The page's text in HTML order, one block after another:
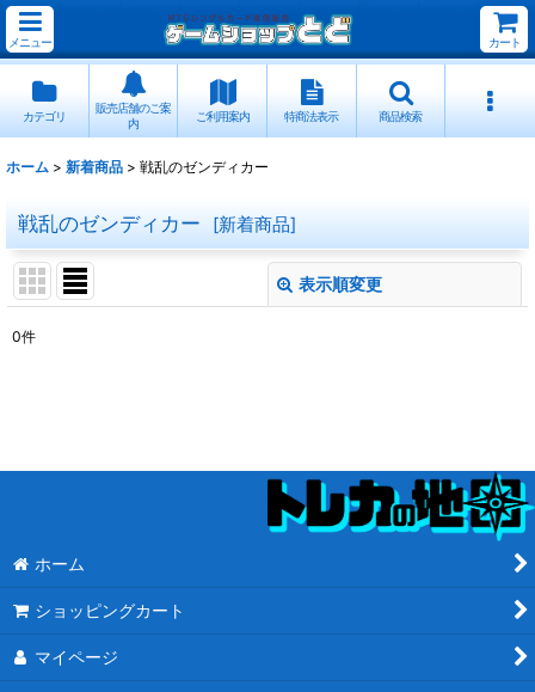
メニュー カート
カテゴリ
販売店舗のご案
内
ご利用案内 特商法表示 商品検索
ホーム > 新着商品 > 戦乱のゼンディカー
戦乱のゼンディカー [新着商品]
表示順変更
絞り込む
0件
ホーム
ショッピングカート
マイページ